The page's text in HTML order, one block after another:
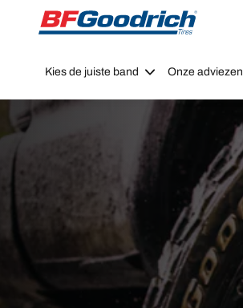
Go to page content
Go to page navigation
Kies de juiste band Onze adviezen